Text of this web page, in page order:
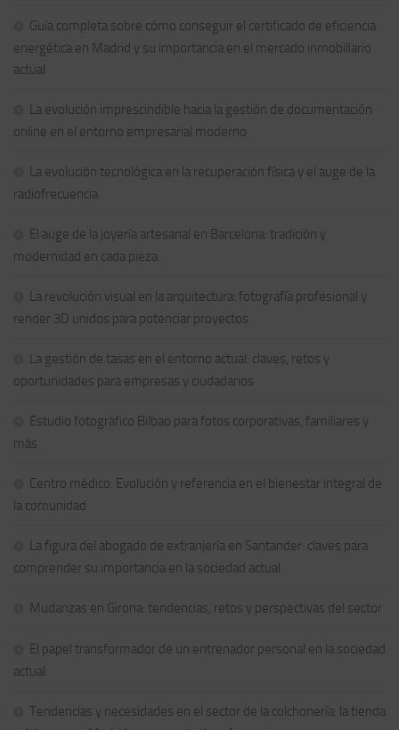
Guía completa sobre cómo conseguir el certificado de eficiencia
energética en Madrid y su importancia en el mercado inmobiliario
actual
La evolución imprescindible hacia la gestión de documentación
online en el entorno empresarial moderno
La evolución tecnológica en la recuperación física y el auge de la
radiofrecuencia
El auge de la joyería artesanal en Barcelona: tradición y
modernidad en cada pieza
La revolución visual en la arquitectura: fotografía profesional y
render 3D unidos para potenciar proyectos
La gestión de tasas en el entorno actual: claves, retos y
oportunidades para empresas y ciudadanos
Estudio fotográfico Bilbao para fotos corporativas, familiares y
más
Centro médico: Evolución y referencia en el bienestar integral de
la comunidad
La figura del abogado de extranjería en Santander: claves para
comprender su importancia en la sociedad actual
Mudanzas en Girona: tendencias, retos y perspectivas del sector
El papel transformador de un entrenador personal en la sociedad
actual
Tendencias y necesidades en el sector de la colchonería: la tienda